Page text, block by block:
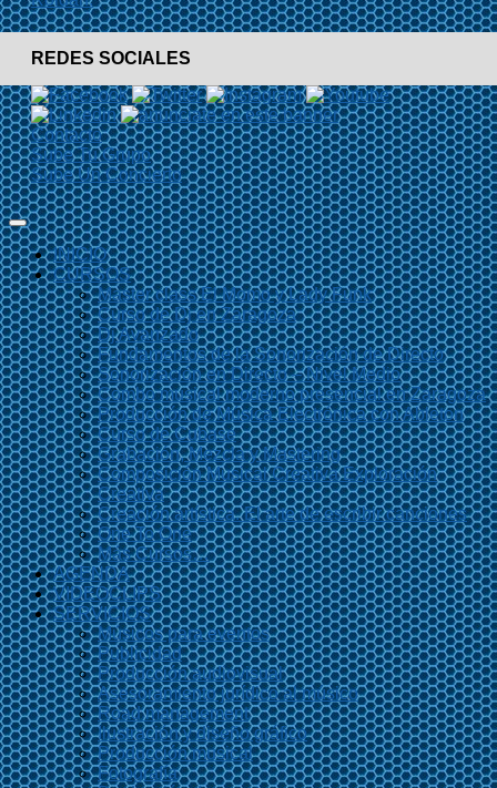
REDES SOCIALES
Contacto
Sube Tu Grupo
Sube Un Concierto
INICIO
CURSOS
Master class El Momo y Lady Funk
Curso de Dj en Zaragoza
Dj Avanzado
Fundamentos de la Sonorización de Directo
Sonorización en Directo – Nivel Medio
Combo musical moderno presencial en Zaragoza
Producción de Música Electrónica con Ableton
Curso de Cubase
Grabación, Mezcla y Mastering
Composición Musical Creativa Exploración
Creativa
Creación artística. El arte de escribir canciones
One To One
Más Cursos…
AGENDA
VIDEOCLIPS
SERVICIOS
Músicos para eventos
Publicidad
Producción audiovisual
Asesoramiento jurídico al músico
Road management
Ilustración y diseño gráfico
Producción musical
Fotografía